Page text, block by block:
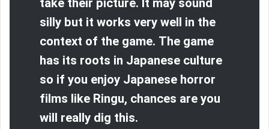
take their picture. It may sound
silly but it works very well in the
context of the game. The game
has its roots in Japanese culture
so if you enjoy Japanese horror
films like Ringu, chances are you
will really dig this.